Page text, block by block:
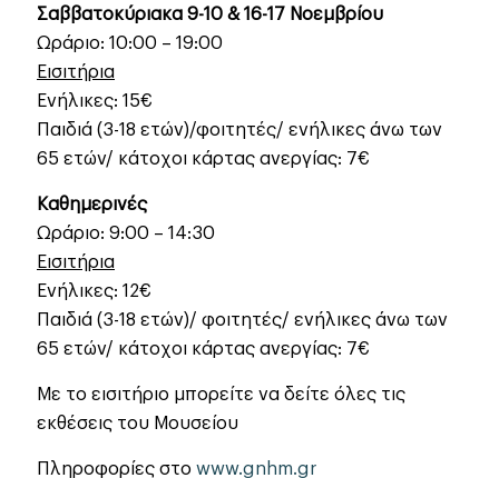
Σαββατοκύριακα 9-10 & 16-17 Νοεμβρίου
Ωράριο: 10:00 – 19:00
Εισιτήρια
Ενήλικες: 15€
Παιδιά (3-18 ετών)/φοιτητές/ ενήλικες άνω των
65 ετών/ κάτοχοι κάρτας ανεργίας: 7€
Καθημερινές
Ωράριο: 9:00 – 14:30
Εισιτήρια
Ενήλικες: 12€
Παιδιά (3-18 ετών)/ φοιτητές/ ενήλικες άνω των
65 ετών/ κάτοχοι κάρτας ανεργίας: 7€
Με το εισιτήριο μπορείτε να δείτε όλες τις
εκθέσεις του Μουσείου
Πληροφορίες στο www.gnhm.gr